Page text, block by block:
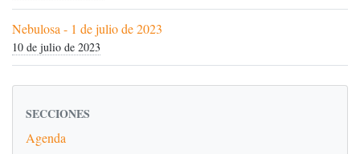
Nebulosa - 1 de julio de 2023
10 de julio de 2023
SECCIONES
Agenda